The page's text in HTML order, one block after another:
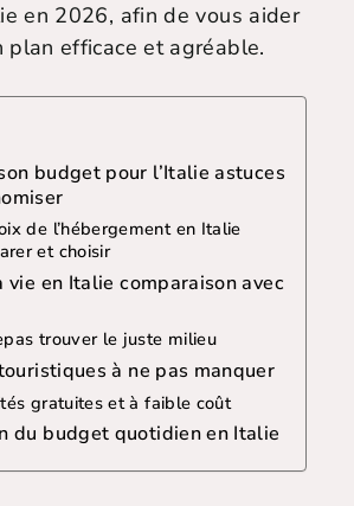
en 2026, afin de vous aider
plan efficace et agréable.
budget pour l’Italie astuces
de l’hébergement en Italie
et choisir
vie en Italie comparaison avec
trouver le juste milieu
à ne pas manquer
gratuites et à faible coût
du budget quotidien en Italie